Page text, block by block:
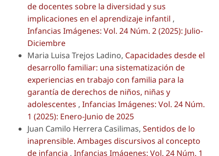
de docentes sobre la diversidad y sus
implicaciones en el aprendizaje infantil ,
Infancias Imágenes: Vol. 24 Núm. 2 (2025): Julio-
Diciembre
Maria Luisa Trejos Ladino, Capacidades desde el
desarrollo familiar: una sistematización de
experiencias en trabajo con familia para la
garantía de derechos de niños, niñas y
adolescentes , Infancias Imágenes: Vol. 24 Núm.
1 (2025): Enero-Junio de 2025
Juan Camilo Herrera Casilimas, Sentidos de lo
inaprensible. Ambages discursivos al concepto
de infancia , Infancias Imágenes: Vol. 24 Núm. 1